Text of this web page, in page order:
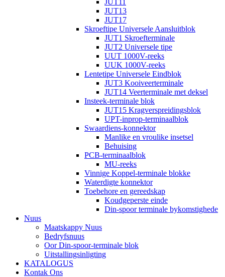
JUT11
JUT13
JUT17
Skroeftipe Universele Aansluitblok
JUT1 Skroefterminale
JUT2 Universele tipe
UUT 1000V-reeks
UUK 1000V-reeks
Lentetipe Universele Eindblok
JUT3 Kooiveerterminale
JUT14 Veerterminale met deksel
Insteek-terminale blok
JUT15 Kragverspreidingsblok
UPT-inprop-terminaalblok
Swaardiens-konnektor
Manlike en vroulike insetsel
Behuising
PCB-terminaalblok
MU-reeks
Vinnige Koppel-terminale blokke
Waterdigte konnektor
Toebehore en gereedskap
Koudgeperste einde
Din-spoor terminale bykomstighede
Nuus
Maatskappy Nuus
Bedryfsnuus
Oor Din-spoor-terminale blok
Uitstallingsinligting
KATALOGUS
Kontak Ons